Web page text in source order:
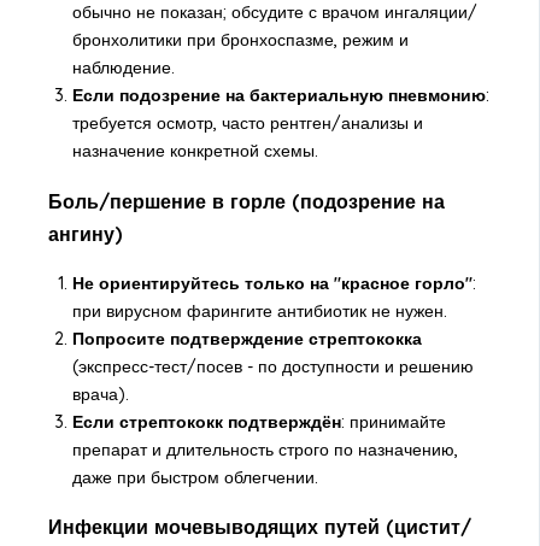
обычно не показан; обсудите с врачом ингаляции/
бронхолитики при бронхоспазме, режим и
наблюдение.
Если подозрение на бактериальную пневмонию:
требуется осмотр, часто рентген/анализы и
назначение конкретной схемы.
Боль/першение в горле (подозрение на
ангину)
Не ориентируйтесь только на "красное горло":
при вирусном фарингите антибиотик не нужен.
Попросите подтверждение стрептококка
(экспресс-тест/посев - по доступности и решению
врача).
Если стрептококк подтверждён: принимайте
препарат и длительность строго по назначению,
даже при быстром облегчении.
Инфекции мочевыводящих путей (цистит/